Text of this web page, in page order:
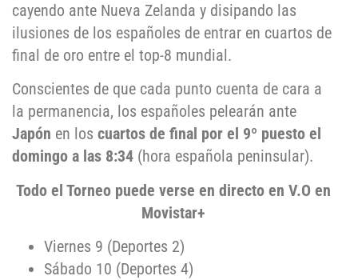
cayendo ante Nueva Zelanda y disipando las
ilusiones de los españoles de entrar en cuartos de
final de oro entre el top-8 mundial.
Conscientes de que cada punto cuenta de cara a
la permanencia, los españoles pelearán ante
Japón en los cuartos de final por el 9º puesto el
domingo a las 8:34 (hora española peninsular).
Todo el Torneo puede verse en directo en V.O en
Movistar+
Viernes 9 (Deportes 2)
Sábado 10 (Deportes 4)